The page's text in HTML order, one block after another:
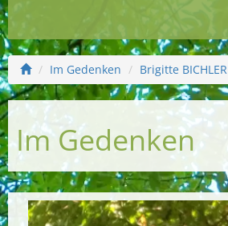
Im Gedenken Brigitte BICHLER
Im Gedenken